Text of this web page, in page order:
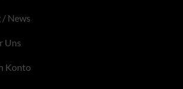
/ News
Uns
Konto